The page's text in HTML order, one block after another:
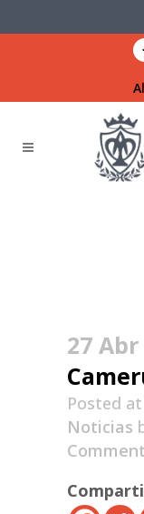
27 Abr
Posted
Noticias